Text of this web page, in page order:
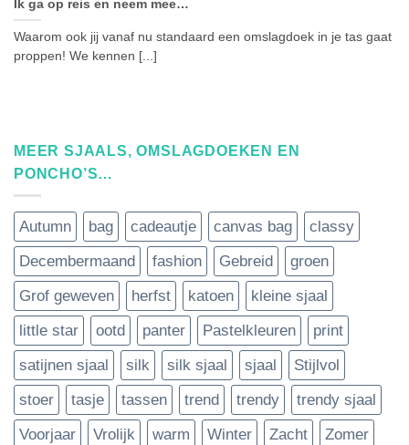
Ik ga op reis en neem mee…
Waarom ook jij vanaf nu standaard een omslagdoek in je tas gaat
proppen! We kennen [...]
MEER SJAALS, OMSLAGDOEKEN EN
PONCHO’S…
Autumn bag cadeautje canvas bag
classy
Decembermaand
fashion Gebreid
groen
Grof geweven
herfst katoen
kleine sjaal
little star
ootd panter Pastelkleuren
print
satijnen sjaal
silk silk sjaal sjaal
Stijlvol
stoer
tasje tassen trend trendy
trendy sjaal
Voorjaar
Vrolijk warm Winter Zacht Zomer